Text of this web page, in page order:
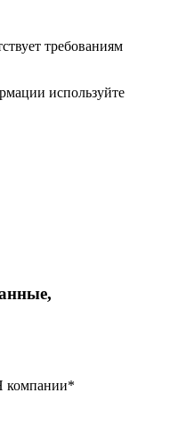
требованиям
используйте
компании*